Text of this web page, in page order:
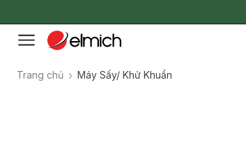
Trang chủ Máy Sấy/ Khử Khuẩn